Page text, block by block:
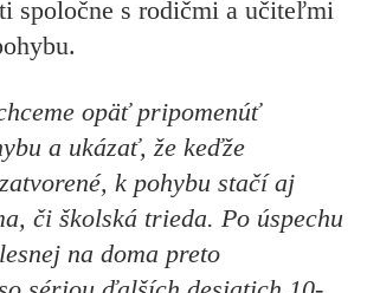
spoločne s rodičmi a učiteľmi
opäť pripomenúť
a ukázať, že keďže
k pohybu stačí aj
či školská trieda. Po úspechu
na doma preto